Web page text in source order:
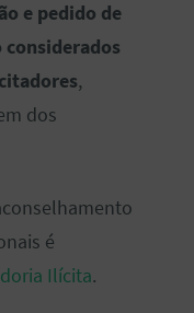
e pedido de
considerados
,
dos
é
Ilícita.